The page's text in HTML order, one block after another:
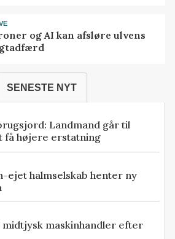
og AI kan afsløre ulvens
SENESTE NYT
Landmand går til
få højere erstatning
ejet halmselskab henter ny
maskinhandler efter